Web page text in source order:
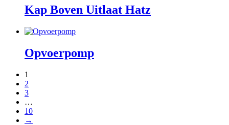
Kap Boven Uitlaat Hatz
Opvoerpomp
1
2
3
…
10
→